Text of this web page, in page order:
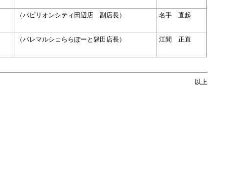
（パビリオンシティ田辺店 副店長） 名手 直起
（パレマルシェららぽーと磐田店長） 江間 正直
以上